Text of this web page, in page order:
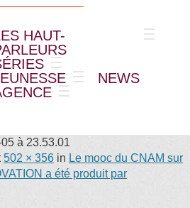
HAUT-
NEWS
à 23.53.01
502 × 356 in Le mooc du CNAM sur
a été produit par